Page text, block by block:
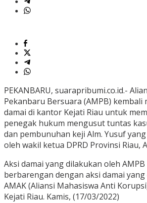
PEKANBARU, suarapribumi.co.id.-
Pekanbaru Bersuara (AMPB) kembali
damai di kantor Kejati Riau untuk
penegak hukum mengusut tuntas
dan pembunuhan keji Alm. Yusuf
oleh wakil ketua DPRD Provinsi Riau,
Aksi damai yang dilakukan oleh
berbarengan dengan aksi damai
AMAK (Aliansi Mahasiswa Anti
Kejati Riau. Kamis, (17/03/2022)